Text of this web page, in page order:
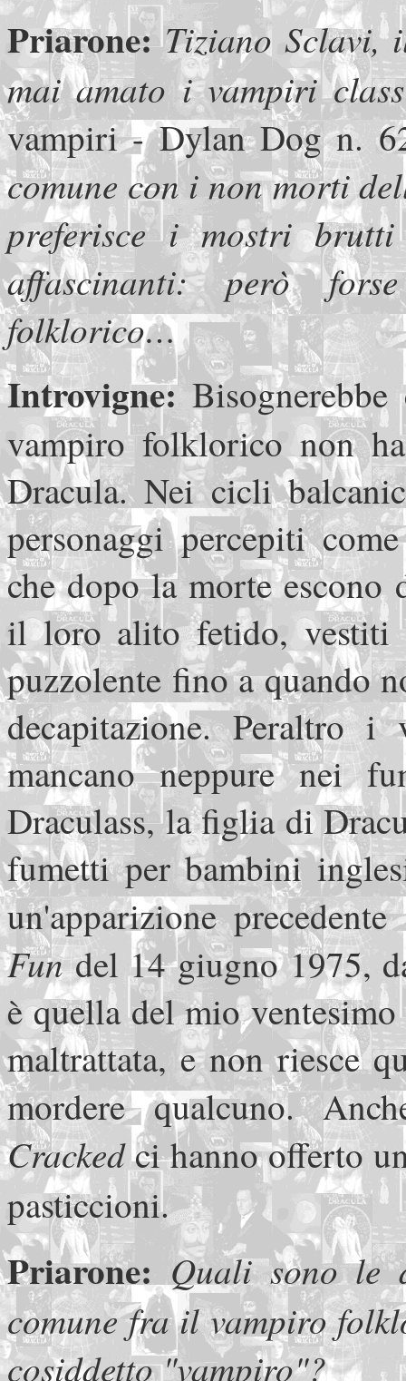
Priarone:Tiziano Sclavi,
mai amato i vampiri
vampiri - Dylan Dog n.
comune con i non morti
preferisce i mostri
affascinanti: però
folklorico…
Introvigne:
vampiro folklorico non
Dracula. Nei cicli
personaggi percepiti
che dopo la morte escono
il loro alito fetido, vestiti
puzzolente fino a quando
decapitazione. Peraltro
mancano neppure nei
Draculass, la figlia di
fumetti per bambini
un'apparizione
Fundel 14 giugno 1975,
è quella del mio
maltrattata, e non riesce
mordere qualcuno.
Crackedci hanno offerto
pasticcioni.
Priarone: Quali sono le
comune fra il vampiro
cosiddetto "vampiro"?